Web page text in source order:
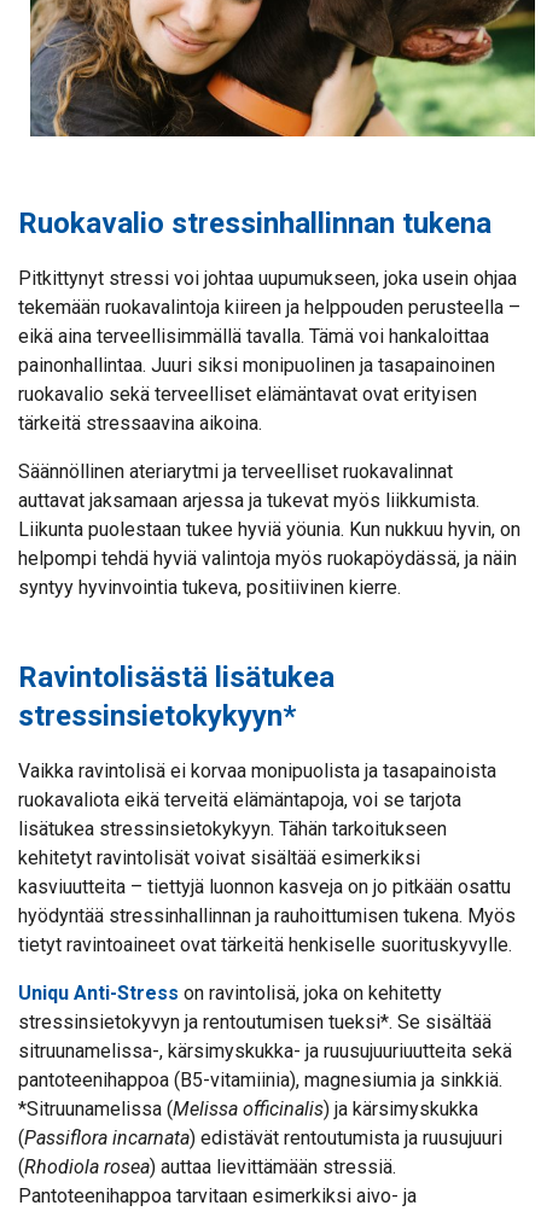
Ruokavalio stressinhallinnan tukena
Pitkittynyt stressi voi johtaa uupumukseen, joka usein ohjaa
tekemään ruokavalintoja kiireen ja helppouden perusteella –
eikä aina terveellisimmällä tavalla. Tämä voi hankaloittaa
painonhallintaa. Juuri siksi monipuolinen ja tasapainoinen
ruokavalio sekä terveelliset elämäntavat ovat erityisen
tärkeitä stressaavina aikoina.
Säännöllinen ateriarytmi ja terveelliset ruokavalinnat
auttavat jaksamaan arjessa ja tukevat myös liikkumista.
Liikunta puolestaan tukee hyviä yöunia. Kun nukkuu hyvin, on
helpompi tehdä hyviä valintoja myös ruokapöydässä, ja näin
syntyy hyvinvointia tukeva, positiivinen kierre.
Ravintolisästä lisätukea
stressinsietokykyyn*
Vaikka ravintolisä ei korvaa monipuolista ja tasapainoista
ruokavaliota eikä terveitä elämäntapoja, voi se tarjota
lisätukea stressinsietokykyyn. Tähän tarkoitukseen
kehitetyt ravintolisät voivat sisältää esimerkiksi
kasviuutteita – tiettyjä luonnon kasveja on jo pitkään osattu
hyödyntää stressinhallinnan ja rauhoittumisen tukena. Myös
tietyt ravintoaineet ovat tärkeitä henkiselle suorituskyvylle.
Uniqu Anti-Stress on ravintolisä, joka on kehitetty
stressinsietokyvyn ja rentoutumisen tueksi*. Se sisältää
sitruunamelissa-, kärsimyskukka- ja ruusujuuriuutteita sekä
pantoteenihappoa (B5-vitamiinia), magnesiumia ja sinkkiä.
*Sitruunamelissa (Melissa officinalis) ja kärsimyskukka
(Passiflora incarnata) edistävät rentoutumista ja ruusujuuri
(Rhodiola rosea) auttaa lievittämään stressiä.
Pantoteenihappoa tarvitaan esimerkiksi aivo- ja